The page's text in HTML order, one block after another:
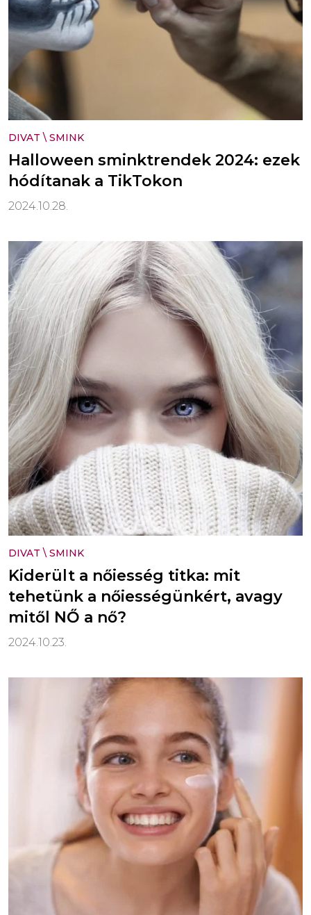
DIVAT \ SMINK
Halloween sminktrendek 2024: ezek
hódítanak a TikTokon
2024.10.28.
DIVAT \ SMINK
Kiderült a nőiesség titka: mit
tehetünk a nőiességünkért, avagy
mitől NŐ a nő?
2024.10.23.